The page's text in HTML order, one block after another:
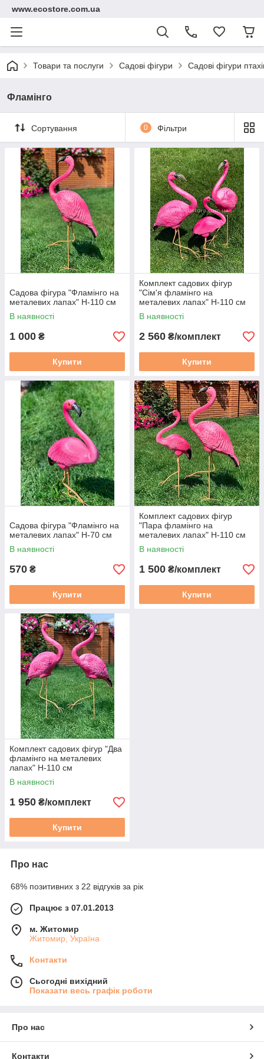
www.ecostore.com.ua
Товари та послуги Садові фігури Садові фігури
Фламінго
Сортування 0 Фільтри
Садова фігура "Фламінго на
металевих лапах" Н-110 см
В наявності
1 000 ₴
Купити
Комплект садових фігур
"Сім'я фламінго на
металевих лапах" Н-110 см
В наявності
2 560 ₴/комплект
Купити
Садова фігура "Фламінго на
металевих лапах" Н-70 см
В наявності
570 ₴
Купити
Комплект садових фігур
"Пара фламінго на
металевих лапах" Н-110 см
В наявності
1 500 ₴/комплект
Купити
Комплект садових фігур "Два
фламінго на металевих
лапах" Н-110 см
В наявності
1 950 ₴/комплект
Купити
Про нас
68% позитивних з 22 відгуків за рік
Працює з 07.01.2013
м. Житомир
Житомир, Україна
Контакти
Сьогодні вихідний
Показати весь графік роботи
Про нас
Контакти